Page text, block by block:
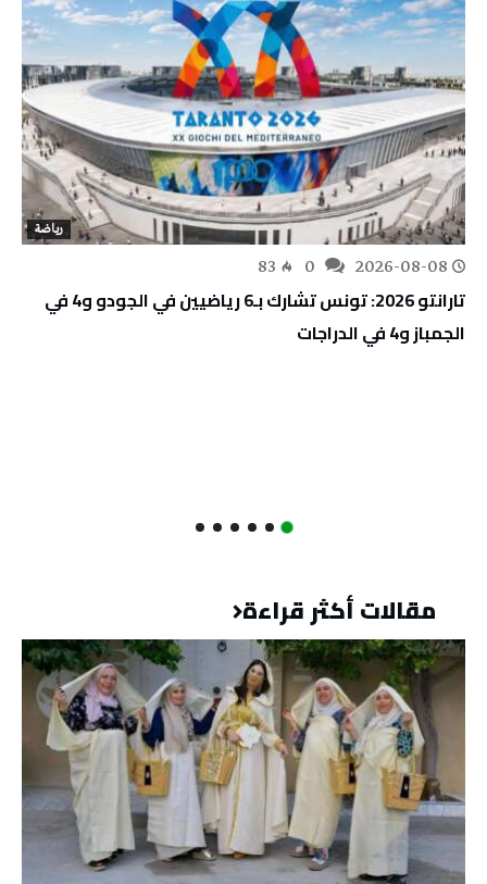
رياضة
2026-08-08
83
تارانتو 2026: تونس تشارك بـ6 رياضيين في الجودو و4 في
الجمباز و4 في الدراجات
مقالات أكثر قراءة